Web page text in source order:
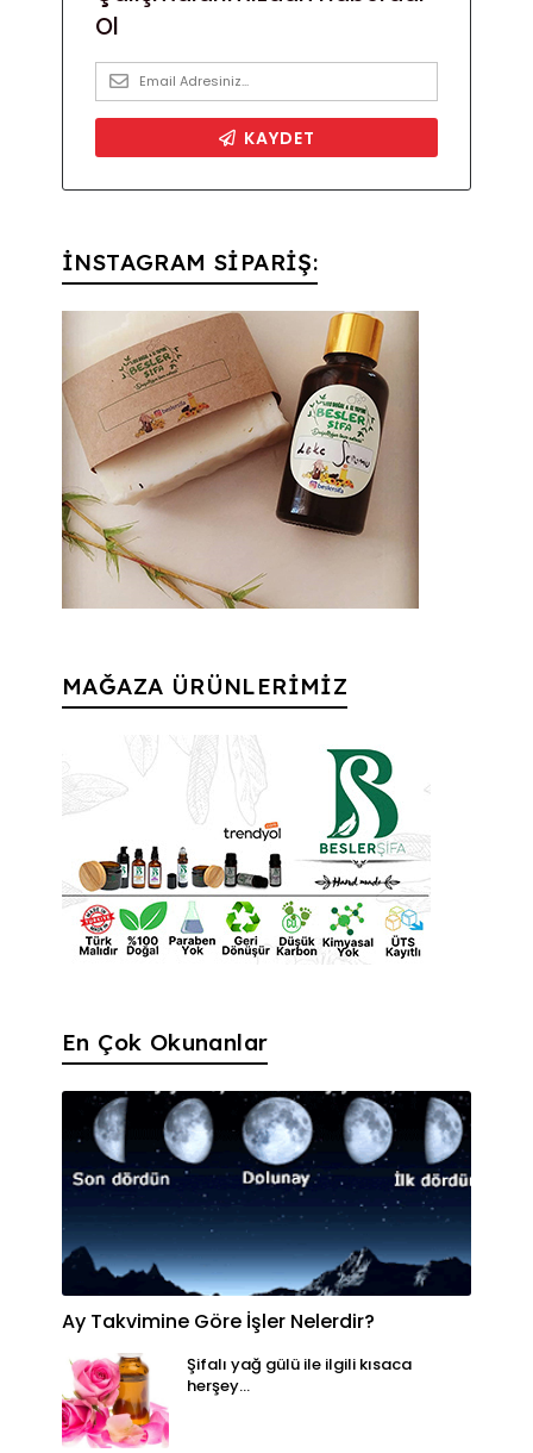
İNSTAGRAM SİPARİŞ:
MAĞAZA ÜRÜNLERİMİZ
En Çok Okunanlar
Ay Takvimine Göre İşler Nelerdir?
Şifalı yağ gülü ile ilgili kısaca
herşey...